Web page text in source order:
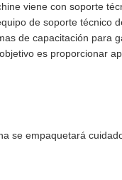
viene con soporte
de soporte técnico
de capacitación para
es proporcionar
se empaquetará